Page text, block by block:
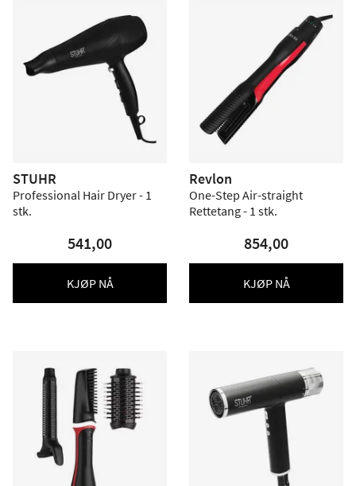
STUHR
Professional Hair Dryer - 1
stk.
541,00
KJØP NÅ
Revlon
One-Step Air-straight
Rettetang - 1 stk.
854,00
KJØP NÅ